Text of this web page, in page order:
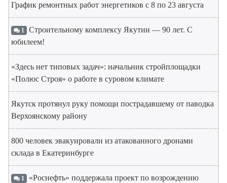
График ремонтных работ энергетиков с 8 по 23 августа
1 Строительному комплексу Якутии — 90 лет. С
юбилеем!
«Здесь нет типовых задач»: начальник стройплощадки
«Полюс Строя» о работе в суровом климате
Якутск протянул руку помощи пострадавшему от паводка
Верхоянскому району
800 человек эвакуировали из атакованного дронами
склада в Екатеринбурге
1 «Роснефть» поддержала проект по возрождению